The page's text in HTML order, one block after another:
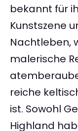
bekannt für
Kunstszene
Nachtleben,
malerische
reiche
ist. Sowohl
Highland